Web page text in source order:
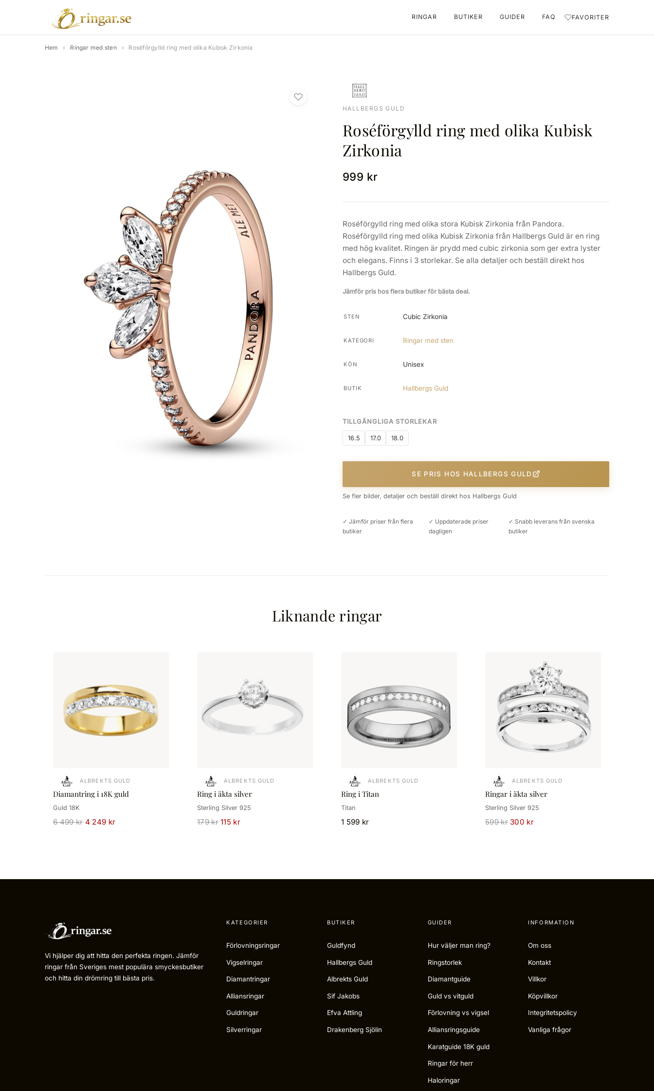
RINGAR BUTIKER GUIDER FAQ FAVORITER
Hem › Ringar med sten › Roséförgylld ring med olika Kubisk Zirkonia
HALLBERGS GULD
Roséförgylld ring med olika Kubisk
Zirkonia
999 kr
Roséförgylld ring med olika stora Kubisk Zirkonia från Pandora.
Roséförgylld ring med olika Kubisk Zirkonia från Hallbergs Guld är en ring
med hög kvalitet. Ringen är prydd med cubic zirkonia som ger extra lyster
och elegans. Finns i 3 storlekar. Se alla detaljer och beställ direkt hos
Hallbergs Guld.
Jämför pris hos flera butiker för bästa deal.
STEN Cubic Zirkonia
KATEGORI Ringar med sten
KÖN Unisex
BUTIK Hallbergs Guld
TILLGÄNGLIGA STORLEKAR
16.5 17.0 18.0
SE PRIS HOS HALLBERGS GULD
Se fler bilder, detaljer och beställ direkt hos Hallbergs Guld
✓ Jämför priser från flera
butiker
✓ Uppdaterade priser
dagligen
✓ Snabb leverans från svenska
butiker
Liknande ringar
ALBREKTS GULD
Diamantring i 18K guld
Guld 18K
6 499 kr 4 249 kr
ALBREKTS GULD
Ring i äkta silver
Sterling Silver 925
179 kr 115 kr
ALBREKTS GULD
Ring i Titan
Titan
1 599 kr
ALBREKTS GULD
Ringar i äkta silver
Sterling Silver 925
599 kr 300 kr
Vi hjälper dig att hitta den perfekta ringen. Jämför
ringar från Sveriges mest populära smyckesbutiker
och hitta din drömring till bästa pris.
KATEGORIER
Förlovningsringar
Vigselringar
Diamantringar
Alliansringar
Guldringar
Silverringar
BUTIKER
Guldfynd
Hallbergs Guld
Albrekts Guld
Sif Jakobs
Efva Attling
Drakenberg Sjölin
GUIDER
Hur väljer man ring?
Ringstorlek
Diamantguide
Guld vs vitguld
Förlovning vs vigsel
Alliansringsguide
Karatguide 18K guld
Ringar för herr
Haloringar
INFORMATION
Om oss
Kontakt
Villkor
Köpvillkor
Integritetspolicy
Vanliga frågor